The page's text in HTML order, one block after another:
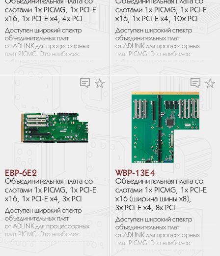
слотами 1х PICMG, 1х PCI-E
x16, 1х PCI-E x4, 4х PCI
Доступен широкий спектр
объединительных плат
от ADLINK для процессорных
плат PICMG. Это наиболее
гибкие расширяемые решения
приложений, требующих
большого количества слотов...
слотами 1х PICMG, 1х PCI-E
x16, 1х PCI-E x4, 10х PCI
Доступен широкий спектр
объединительных плат
от ADLINK для процессорных
плат PICMG. Это наиболее
гибкие расширяемые решения
приложений, требующих
большого количества слотов...
EBP-6E2
Объединительная плата со
слотами 1х PICMG, 1х PCI-E
x16, 1х PCI-E x4, 3х PCI
Доступен широкий спектр
объединительных плат
от ADLINK для процессорных
плат PICMG. Это наиболее
гибкие расширяемые решения
WBP-13E4
Объединительная плата со
слотами 1х PICMG, 1х PCI-E
x16 (ширина шины x8),
3х PCI-E x4, 8х PCI
Доступен широкий спектр
объединительных плат
от ADLINK для процессорных
плат PICMG. Это наиболее
гибкие расширяемые решения